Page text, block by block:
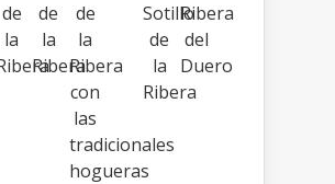
de
la
de
la
Ribera
de
la
Ribera
con
las
tradicionales
hogueras
Sotillo
de
la
Ribera
Ribera
del
Duero